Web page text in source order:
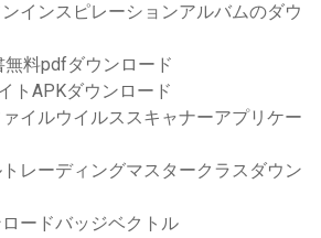
インスピレーションアルバムのダウ
無料pdfダウンロード
トAPKダウンロード
イルウイルススキャナーアプリケー
レーディングマスタークラスダウン
ードバッジベクトル